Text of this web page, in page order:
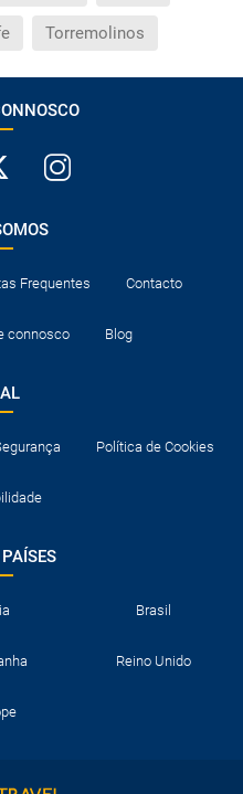
Torremolinos
Frequentes Contacto
connosco Blog
Política de Cookies
Brasil
Reino Unido